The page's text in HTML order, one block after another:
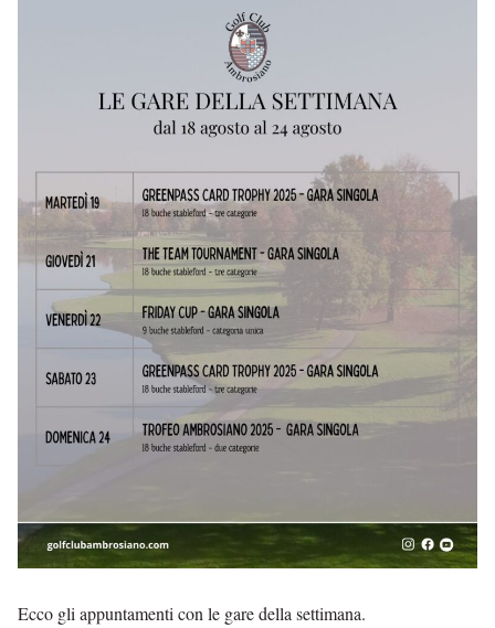
Ecco gli appuntamenti con le gare della settimana.